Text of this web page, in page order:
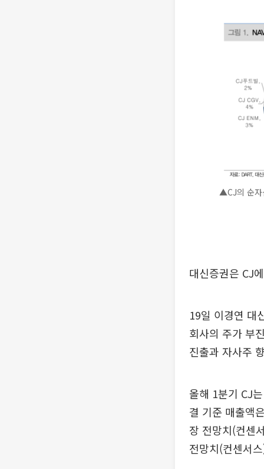
▲CJ의 순자
대신증권은 CJ
19일 이경연 대
회사의 주가 부
진출과 자사주
올해 1분기 CJ
결 기준 매출액
장 전망치(컨센
전망치(컨센서